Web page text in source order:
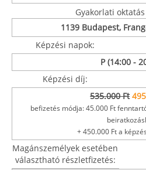
Gyakorlati
1139 Budapest,
Képzési napok:
P (14:00 -
Képzési díj:
535.000 Ft
befizetés módja: 45.000 Ft
+ 450.000 Ft a
Magánszemélyek esetében
választható részletfizetés: